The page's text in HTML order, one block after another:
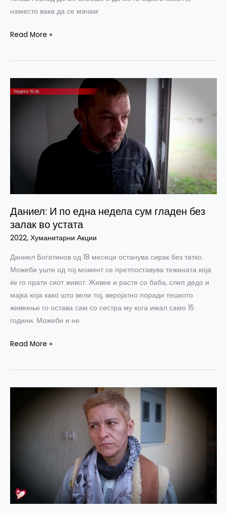
наместо вака да се мачам
Read More »
Даниел: И по една недела сум гладен без
залак во устата
2022, Хуманитарни Акции
Даниел Богатинов од 18 месеци останува сирак без татко.
Можеби уште од тој момент се претпоставува тежината која
ќе го прати сиот живот. Живее и расте со баба, слеп дедо и
мајка која како што вели тој, веројатно поради тешкото
живеење го остава сам со сестра му кога имал само 15
години. Можеби и не
И
устата
Read More »
температура